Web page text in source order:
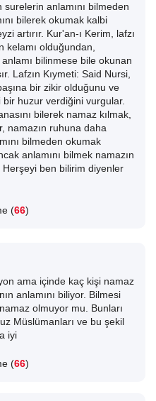
anlamını bilmeden
bilerek okumak kalbi
artırır. Kur'an-ı Kerim, lafzı
kelamı olduğundan,
bilinmese bile okunan
Lafzın Kıymeti: Said Nursi,
bir zikir olduğunu ve
huzur verdiğini vurgular.
bilerek namaz kılmak,
namazın ruhuna daha
bilmeden okumak
anlamını bilmek namazın
Herşeyi ben bilirim diyenler
(66)
ama içinde kaç kişi namaz
anlamını biliyor. Bilmesi
olmuyor mu. Bunları
Müslümanları ve bu şekil
iyi
(66)